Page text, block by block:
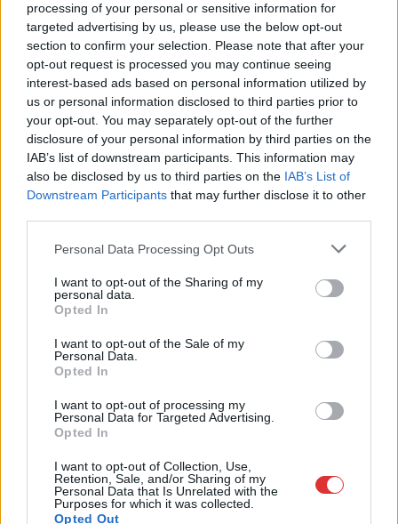
processing of your personal or sensitive information for
targeted advertising by us, please use the below opt-out
section to confirm your selection. Please note that after your
opt-out request is processed you may continue seeing
interest-based ads based on personal information utilized by
us or personal information disclosed to third parties prior to
your opt-out. You may separately opt-out of the further
disclosure of your personal information by third parties on the
IAB’s list of downstream participants. This information may
also be disclosed by us to third parties on the IAB’s List of
Downstream Participants that may further disclose it to other
Please note that this website/app uses one or more Google
not limited to your visit or usage behaviour. You may click to
grant or deny consent to Google and its third-party tags to
use your data for below specified purposes in below Google
consent section.
Personal Data Processing Opt Outs
I want to opt-out of the Sharing of my
personal data.
Opted In
I want to opt-out of the Sale of my
Personal Data.
Opted In
I want to opt-out of processing my
Personal Data for Targeted Advertising.
Opted In
I want to opt-out of Collection, Use,
Retention, Sale, and/or Sharing of my
Personal Data that Is Unrelated with the
Purposes for which it was collected.
Opted Out
Súlyos baleset a 32-es főúton, Jászberénynél
szol24.hu
Súlyos közúti baleset
történt hétfő délelőtt a
32-es főút Jászberény
közelében. A 23.
kilométernél egy
személyautó és egy
autó az ütközés erejétől az árokba sodródott. A járműben
utazók közül többen is beszorultak a roncsba.
TOVÁBB OLVASOM
Kék hírek 32-es főút közlekedés,
tűzoltó
Lakástűz áldozata lett egy férfi Szászberken
2025.01.03. Fazekas Adrián
Egy férfi életét
vesztette egy